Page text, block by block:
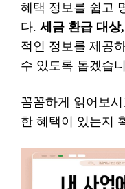
혜택 정보를 쉽고
다. 세금 환급 대상
적인 정보를 제공
수 있도록 돕겠습
꼼꼼하게 읽어보
한 혜택이 있는지